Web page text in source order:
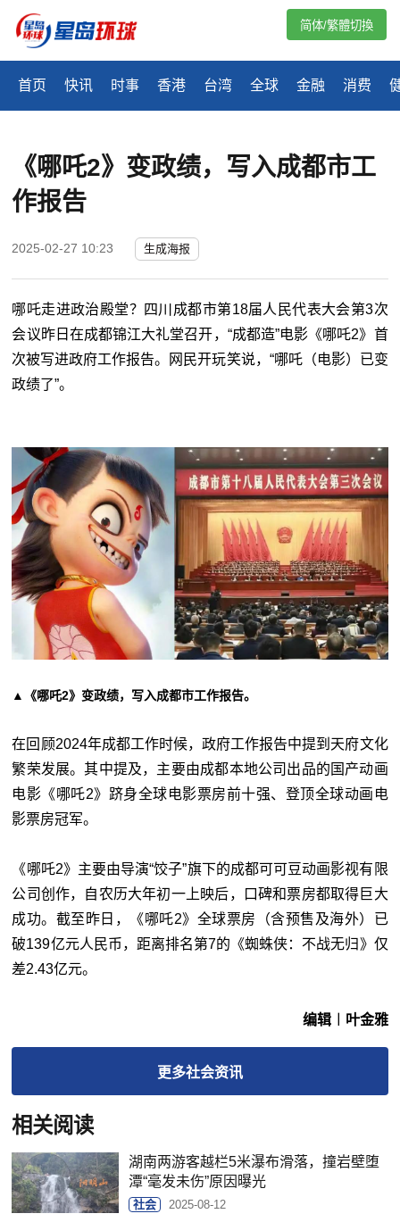
首页 快讯 时事 香港 台湾 全球 金融 消费
简体/繁體切換
《哪吒2》变政绩，写入成都市工
作报告
2025-02-27 10:23 生成海报
哪吒走进政治殿堂？四川成都市第18届人民代表大会第3次
会议昨日在成都锦江大礼堂召开，“成都造”电影《哪吒2》首
次被写进政府工作报告。网民开玩笑说，“哪吒（电影）已变
政绩了”。
▲《哪吒2》变政绩，写入成都市工作报告。
在回顾2024年成都工作时候，政府工作报告中提到天府文化
繁荣发展。其中提及，主要由成都本地公司出品的国产动画
电影《哪吒2》跻身全球电影票房前十强、登顶全球动画电
影票房冠军。
《哪吒2》主要由导演“饺子”旗下的成都可可豆动画影视有限
公司创作，自农历大年初一上映后，口碑和票房都取得巨大
成功。截至昨日，《哪吒2》全球票房（含预售及海外）已
破139亿元人民币，距离排名第7的《蜘蛛侠：不战无归》仅
差2.43亿元。
编辑︱叶金雅
更多社会资讯
相关阅读
湖南两游客越栏5米瀑布滑落，撞岩壁堕
潭“毫发未伤”原因曝光
社会 2025-08-12